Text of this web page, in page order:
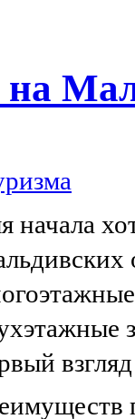
на
начала